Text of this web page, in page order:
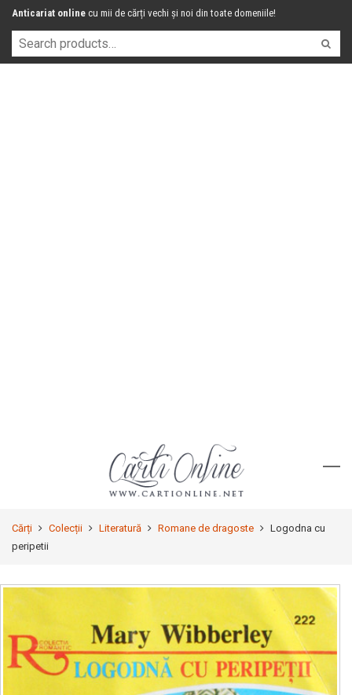
Anticariat online cu mii de cărți vechi și noi din toate domeniile!
Cărți Colecții Literatură Romane de dragoste
Logodna cu
peripetii